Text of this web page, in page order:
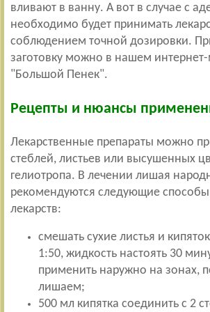
вливают в ванну. А вот в случае с
необходимо будет принимать
соблюдением точной дозировки.
заготовку можно в нашем
"Большой Пенек".
Рецепты и нюансы
Лекарственные препараты можно
стеблей, листьев или высушенных
гелиотропа. В лечении лишая
рекомендуются следующие способы
лекарств:
смешать сухие листья и
1:50, жидкость настоять 30
применить наружно на зонах,
лишаем;
500 мл кипятка соединить с 2